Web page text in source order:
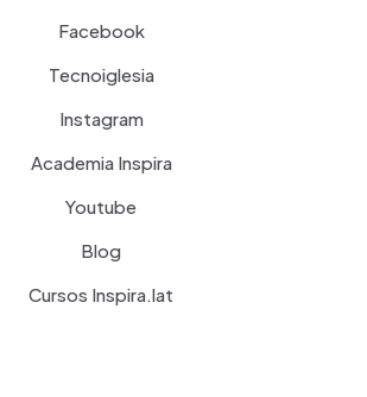
Facebook
Tecnoiglesia
Instagram
Academia Inspira
Youtube
Blog
Cursos Inspira.lat